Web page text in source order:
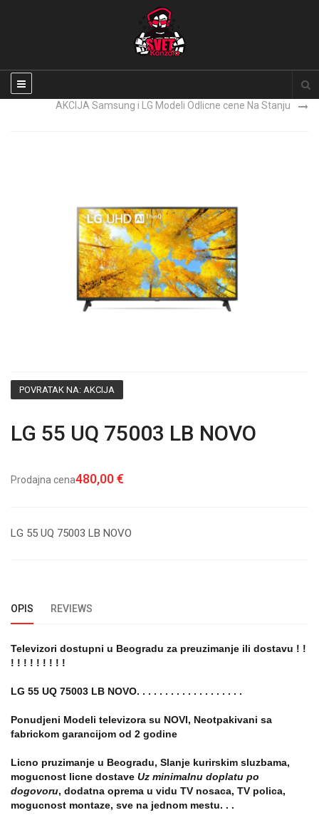
Xbox Series X NOVO
AKCIJA Samsung i LG Modeli Odlicne cene Na Stanju
POVRATAK NA: AKCIJA
LG 55 UQ 75003 LB NOVO
Prodajna cena480,00 €
LG 55 UQ 75003 LB NOVO
OPIS REVIEWS
Televizori dostupni u Beogradu za preuzimanje ili dostavu ! !
! ! ! ! ! ! ! ! !
LG 55 UQ 75003 LB NOVO. . . . . . . . . . . . . . . . . . .
Ponudjeni Modeli televizora su NOVI, Neotpakivani sa
fabrickom garancijom od 2 godine
Licno pruzimanje u Beogradu, Slanje kurirskim sluzbama,
mogucnost licne dostave Uz minimalnu doplatu po
dogovoru, dodatna oprema u vidu TV nosaca, TV polica,
mogucnost montaze, sve na jednom mestu. . .